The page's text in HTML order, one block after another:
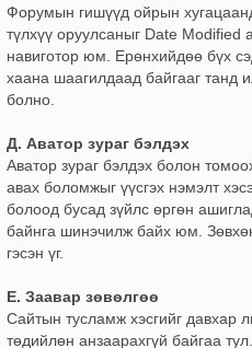
Форумын гишүүд ойрын
түлхүү оруулсаныг Date Modified
навиготор юм. Ерөнхийдөө бүх
хаана шаагилдаад байгааг танд
болно.
Д. Аватор зураг бэлдэх
Аватор зураг бэлдэх болон
авах боломжыг үүсгэх нэмэлт
болоод бусад зүйлс өргөн
байнга шинэчилж байх юм.
гэсэн үг.
Е. Заавар зөвөлгөө
Сайтын тусламж хэсгийг давхар
төдийлөн анзаарахгүй байгаа